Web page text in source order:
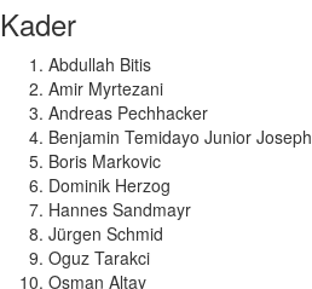
Kader
Abdullah Bitis
Amir Myrtezani
Andreas Pechhacker
Benjamin Temidayo Junior Joseph
Boris Markovic
Dominik Herzog
Hannes Sandmayr
Jürgen Schmid
Oguz Tarakci
Osman Altay